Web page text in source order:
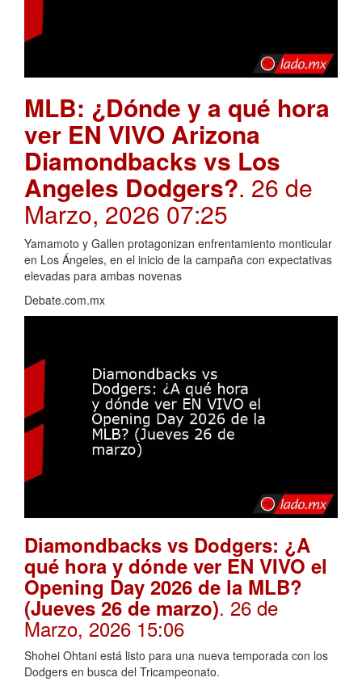
MLB: ¿Dónde y a qué hora
ver EN VIVO Arizona
Diamondbacks vs Los
Angeles Dodgers?. 26 de
Marzo, 2026 07:25
Yamamoto y Gallen protagonizan enfrentamiento monticular
en Los Ángeles, en el inicio de la campaña con expectativas
elevadas para ambas novenas
Debate.com.mx
Diamondbacks vs Dodgers: ¿A
qué hora y dónde ver EN VIVO el
Opening Day 2026 de la MLB?
(Jueves 26 de marzo). 26 de
Marzo, 2026 15:06
Shohei Ohtani está listo para una nueva temporada con los
Dodgers en busca del Tricampeonato.